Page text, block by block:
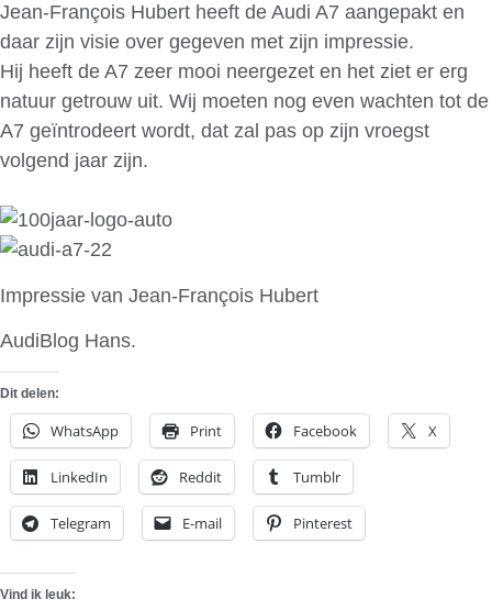
Jean-François Hubert heeft de Audi A7 aangepakt en
daar zijn visie over gegeven met zijn impressie.
Hij heeft de A7 zeer mooi neergezet en het ziet er erg
natuur getrouw uit. Wij moeten nog even wachten tot de
A7 geïntrodeert wordt, dat zal pas op zijn vroegst
volgend jaar zijn.
Impressie van Jean-François Hubert
AudiBlog Hans.
Dit delen:
WhatsApp Print Facebook X
LinkedIn Reddit Tumblr
Telegram E-mail Pinterest
Vind ik leuk: